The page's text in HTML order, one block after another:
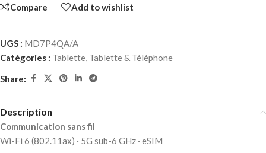
Compare Add to wishlist
UGS : MD7P4QA/A
Catégories : Tablette, Tablette & Téléphone
Share:
Description
Communication sans fil
Wi-Fi 6 (802.11ax) · 5G sub-6 GHz · eSIM